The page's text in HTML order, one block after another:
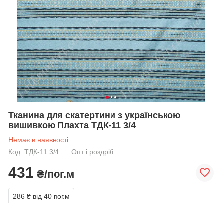
Тканина для скатертини з українською
вишивкою Плахта ТДК-11 3/4
Немає в наявності
Код: ТДК-11 3/4
Опт і роздріб
431 ₴/пог.м
286 ₴ від 40 пог.м